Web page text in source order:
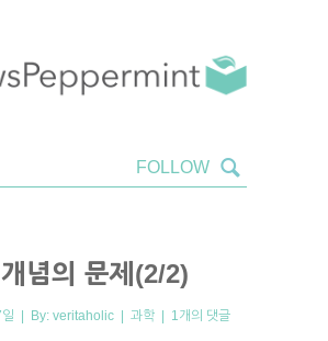
념의 문제(2/2)
일 | By: veritaholic | 과학 | 1개의 댓글